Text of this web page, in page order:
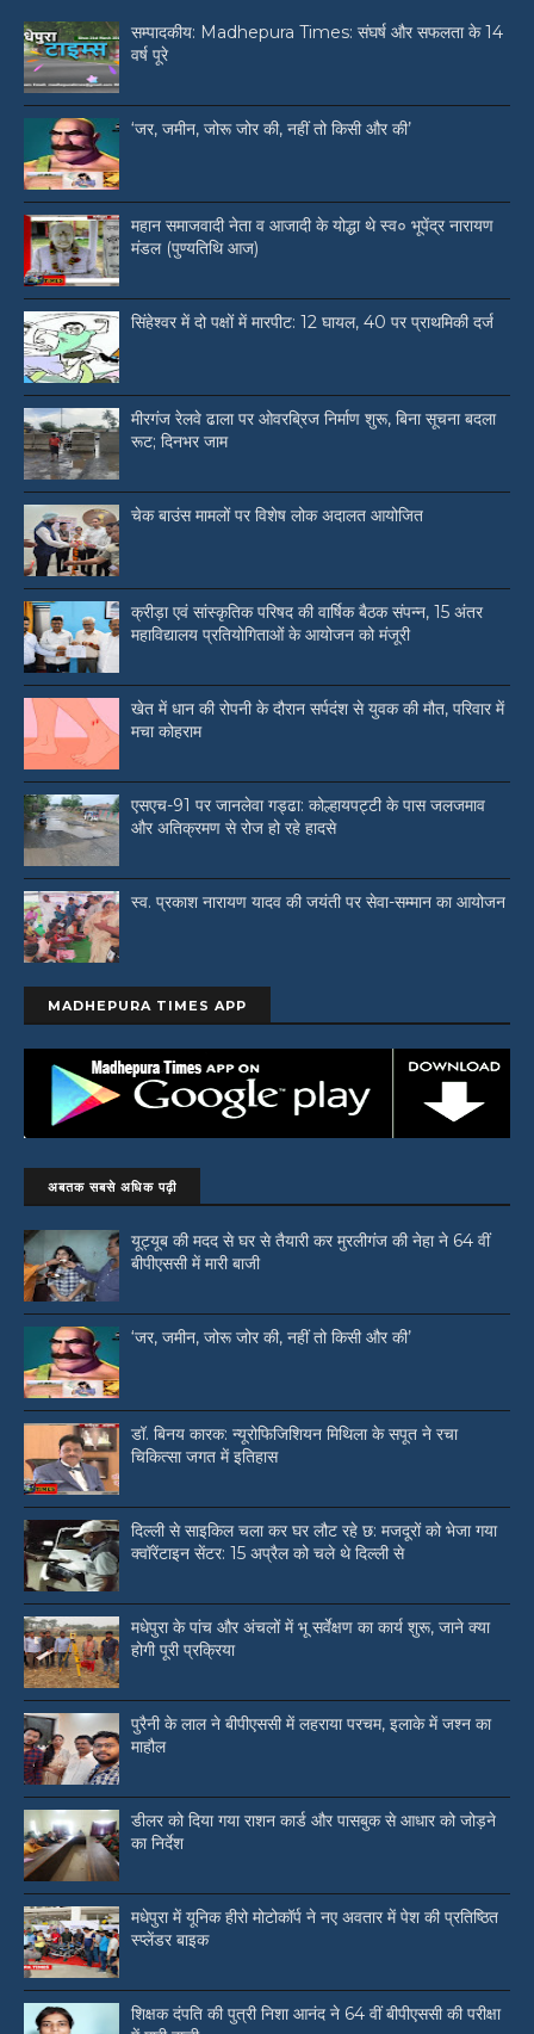
सम्पादकीय: Madhepura Times: संघर्ष और सफलता के 14
वर्ष पूरे
‘जर, जमीन, जोरू जोर की, नहीं तो किसी और की’
महान समाजवादी नेता व आजादी के योद्धा थे स्व० भूपेंद्र नारायण
मंडल (पुण्यतिथि आज)
सिंहेश्वर में दो पक्षों में मारपीट: 12 घायल, 40 पर प्राथमिकी दर्ज
मीरगंज रेलवे ढाला पर ओवरब्रिज निर्माण शुरू, बिना सूचना बदला
रूट; दिनभर जाम
चेक बाउंस मामलों पर विशेष लोक अदालत आयोजित
क्रीड़ा एवं सांस्कृतिक परिषद की वार्षिक बैठक संपन्न, 15 अंतर
महाविद्यालय प्रतियोगिताओं के आयोजन को मंजूरी
खेत में धान की रोपनी के दौरान सर्पदंश से युवक की मौत, परिवार में
मचा कोहराम
एसएच-91 पर जानलेवा गड्ढा: कोल्हायपट्टी के पास जलजमाव
और अतिक्रमण से रोज हो रहे हादसे
स्व. प्रकाश नारायण यादव की जयंती पर सेवा-सम्मान का आयोजन
MADHEPURA TIMES APP
अबतक सबसे अधिक पढ़ी
यूट्यूब की मदद से घर से तैयारी कर मुरलीगंज की नेहा ने 64 वीं
बीपीएससी में मारी बाजी
‘जर, जमीन, जोरू जोर की, नहीं तो किसी और की’
डॉ. बिनय कारक: न्यूरोफिजिशियन मिथिला के सपूत ने रचा
चिकित्सा जगत में इतिहास
दिल्ली से साइकिल चला कर घर लौट रहे छ: मजदूरों को भेजा गया
क्वॉरेंटाइन सेंटर: 15 अप्रैल को चले थे दिल्ली से
मधेपुरा के पांच और अंचलों में भू सर्वेक्षण का कार्य शुरू, जाने क्या
होगी पूरी प्रक्रिया
पुरैनी के लाल ने बीपीएससी में लहराया परचम, इलाके में जश्न का
माहौल
डीलर को दिया गया राशन कार्ड और पासबुक से आधार को जोड़ने
का निर्देश
मधेपुरा में यूनिक हीरो मोटोकॉर्प ने नए अवतार में पेश की प्रतिष्ठित
स्प्लेंडर बाइक
शिक्षक दंपति की पुत्री निशा आनंद ने 64 वीं बीपीएससी की परीक्षा